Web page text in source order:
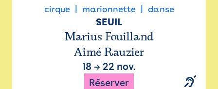
cirque marionnette danse
SEUIL
Marius Fouilland
Aimé Rauzier
18 → 22 nov.
Réserver